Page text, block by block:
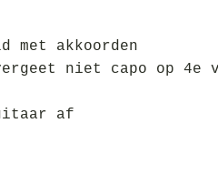
akkoorden
niet capo op 4e
af